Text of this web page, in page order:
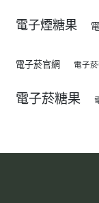
電子煙糖果
電子菸官網 電子
電子菸糖果